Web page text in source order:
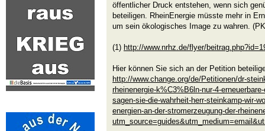
öffentlicher Druck entstehen, wenn sich
beteiligen. RheinEnergie müsste mehr in
um sein ökologisches Image zu wahren.
(1) http://www.nrhz.de/flyer/
Hier können Sie sich an der Petition
http://www.change.org/de/Petitionen/dr-
rheinenergie-k%C3%B6ln-nur-4-
sagen-sie-die-wahrheit-herr-steinkamp-wir-
energien-an-der-stromerzeugung-der-